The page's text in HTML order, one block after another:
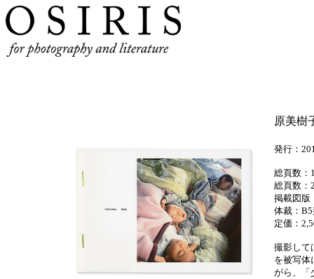
原美樹
発行：
総頁数：
総頁数：
掲載図版
体裁：
定価：
撮影して
を被写体
がら、「